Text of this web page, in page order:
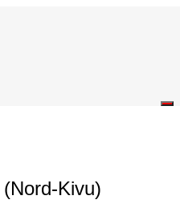
Kivu)